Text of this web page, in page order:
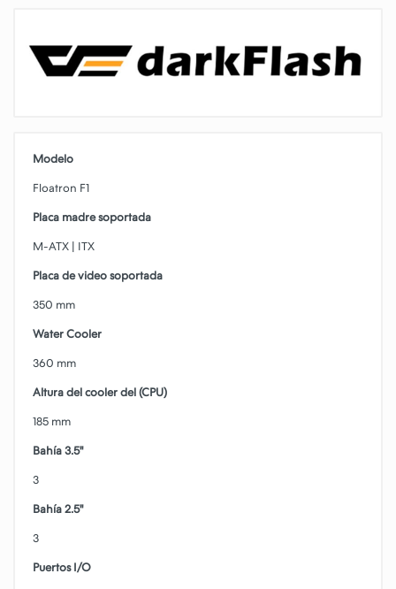
Modelo
Floatron F1
Placa madre soportada
M-ATX | ITX
Placa de video soportada
350 mm
Water Cooler
360 mm
Altura del cooler del (CPU)
185 mm
Bahía 3.5"
3
Bahía 2.5"
3
Puertos I/O